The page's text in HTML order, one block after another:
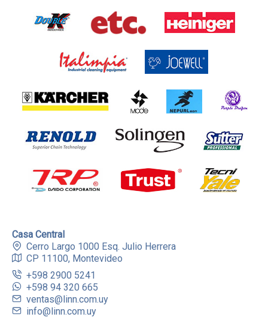
Casa Central
Cerro Largo 1000 Esq. Julio Herrera
CP 11100, Montevideo
+598 2900 5241
+598 94 320 665
ventas@linn.com.uy
info@linn.com.uy